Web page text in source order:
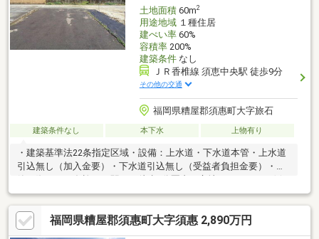
土地面積60m2
用途地域１種住居
建ぺい率60%
容積率200%
建築条件なし
ＪＲ香椎線 須恵中央駅 徒歩9分
その他の交通
福岡県糟屋郡須惠町大字旅石
建築条件なし 本下水 上物有り
・建築基準法22条指定区域・設備：上水道・下水道本管・上水道
引込無し（加入金要）・下水道引込無し（受益者負担金要）・建
えば倉庫用地にも適した立地として好条件で利便性の高い周辺環
境が整っています。
福岡県糟屋郡須惠町大字須惠 2,890万円